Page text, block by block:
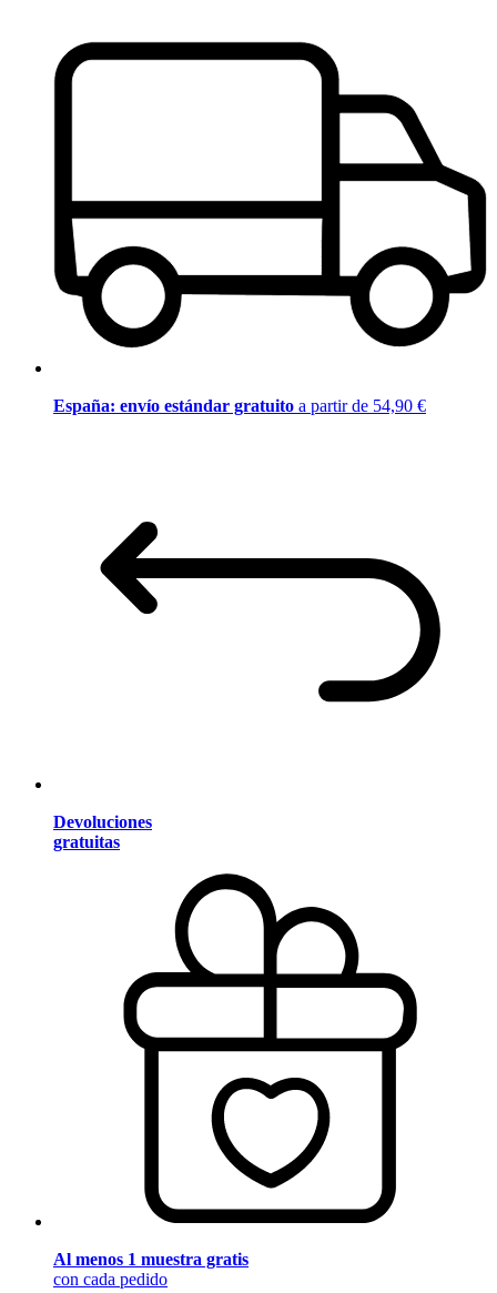
España: envío estándar gratuito a partir de 54,90 €
Devoluciones
gratuitas
Al menos 1 muestra gratis
con cada pedido